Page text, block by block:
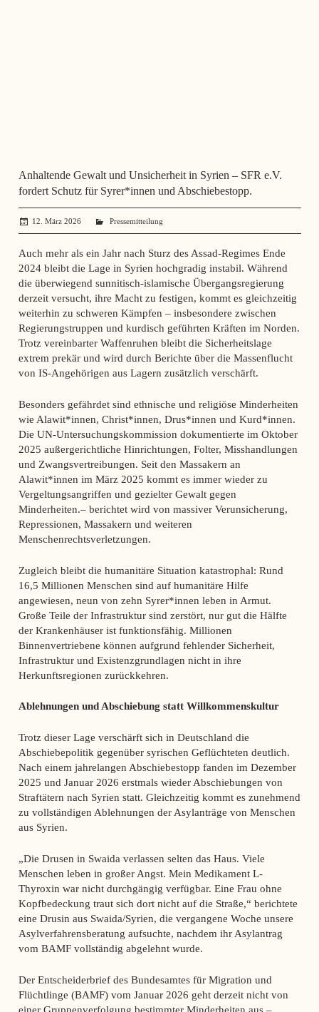
Anhaltende Gewalt und Unsicherheit in Syrien – SFR e.V.
fordert Schutz für Syrer*innen und Abschiebestopp.
12. März 2026 angela mueller
Pressemitteilung
Auch mehr als ein Jahr nach Sturz des Assad-Regimes Ende
2024 bleibt die Lage in Syrien hochgradig instabil. Während
die überwiegend sunnitisch-islamische Übergangsregierung
derzeit versucht, ihre Macht zu festigen, kommt es gleichzeitig
weiterhin zu schweren Kämpfen – insbesondere zwischen
Regierungstruppen und kurdisch geführten Kräften im Norden.
Trotz vereinbarter Waffenruhen bleibt die Sicherheitslage
extrem prekär und wird durch Berichte über die Massenflucht
von IS-Angehörigen aus Lagern zusätzlich verschärft.
Besonders gefährdet sind ethnische und religiöse Minderheiten
wie Alawit*innen, Christ*innen, Drus*innen und Kurd*innen.
Die UN-Untersuchungskommission dokumentierte im Oktober
2025 außergerichtliche Hinrichtungen, Folter, Misshandlungen
und Zwangsvertreibungen. Seit den Massakern an
Alawit*innen im März 2025 kommt es immer wieder zu
Vergeltungsangriffen und gezielter Gewalt gegen
Minderheiten.– berichtet wird von massiver Verunsicherung,
Repressionen, Massakern und weiteren
Menschenrechtsverletzungen.
Zugleich bleibt die humanitäre Situation katastrophal: Rund
16,5 Millionen Menschen sind auf humanitäre Hilfe
angewiesen, neun von zehn Syrer*innen leben in Armut.
Große Teile der Infrastruktur sind zerstört, nur gut die Hälfte
der Krankenhäuser ist funktionsfähig. Millionen
Binnenvertriebene können aufgrund fehlender Sicherheit,
Infrastruktur und Existenzgrundlagen nicht in ihre
Herkunftsregionen zurückkehren.
Ablehnungen und Abschiebung statt Willkommenskultur
Trotz dieser Lage verschärft sich in Deutschland die
Abschiebepolitik gegenüber syrischen Geflüchteten deutlich.
Nach einem jahrelangen Abschiebestopp fanden im Dezember
2025 und Januar 2026 erstmals wieder Abschiebungen von
Straftätern nach Syrien statt. Gleichzeitig kommt es zunehmend
zu vollständigen Ablehnungen der Asylanträge von Menschen
aus Syrien.
„Die Drusen in Swaida verlassen selten das Haus. Viele
Menschen leben in großer Angst. Mein Medikament L-
Thyroxin war nicht durchgängig verfügbar. Eine Frau ohne
Kopfbedeckung traut sich dort nicht auf die Straße,“ berichtete
eine Drusin aus Swaida/Syrien, die vergangene Woche unsere
Asylverfahrensberatung aufsuchte, nachdem ihr Asylantrag
vom BAMF vollständig abgelehnt wurde.
Der Entscheiderbrief des Bundesamtes für Migration und
Flüchtlinge (BAMF) vom Januar 2026 geht derzeit nicht von